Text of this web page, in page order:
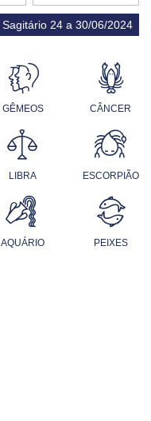
Sagitário 24 a 30/06/2024
GÊMEOS CÂNCER
LIBRA ESCORPIÃO
AQUÁRIO PEIXES